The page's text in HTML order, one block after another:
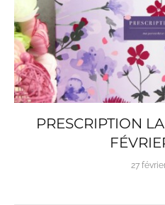
PRESCRIPTION
27